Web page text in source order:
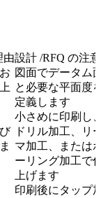
由設計 /RFQ の注
図面でデータム
と必要な平面度
定義します
小さめに印刷し
ドリル加工、リ
マ加工、または
ーリング加工で
上げます
印刷後にタップ